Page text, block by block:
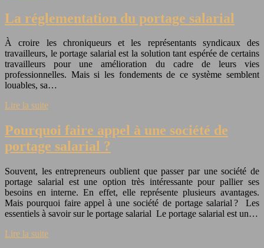
La réglementation du portage salarial
À croire les chroniqueurs et les représentants syndicaux des
travailleurs, le portage salarial est la solution tant espérée de certains
travailleurs pour une amélioration du cadre de leurs vies
professionnelles. Mais si les fondements de ce système semblent
louables, sa…
Lire la suite
Pourquoi faire appel à une société de
portage salarial ?
Souvent, les entrepreneurs oublient que passer par une société de
portage salarial est une option très intéressante pour pallier ses
besoins en interne. En effet, elle représente plusieurs avantages.
Mais pourquoi faire appel à une société de portage salarial ? Les
essentiels à savoir sur le portage salarial Le portage salarial est un…
Lire la suite